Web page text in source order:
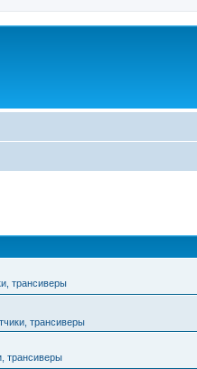
трансиверы
трансиверы
трансиверы